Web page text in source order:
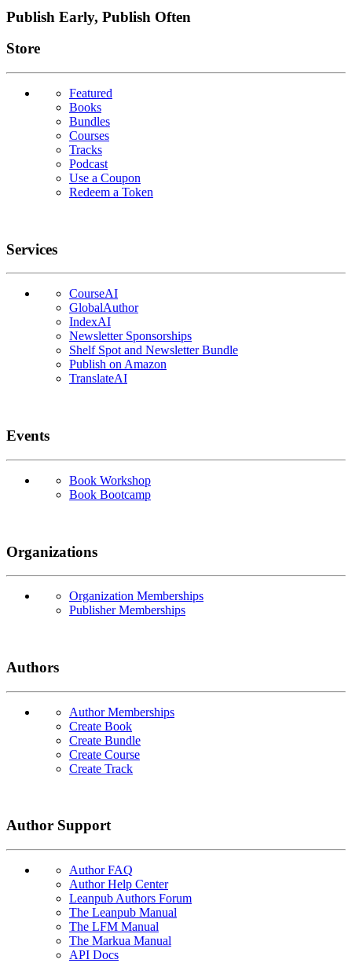
Publish Early, Publish Often
Links
Store
Featured
Books
Bundles
Courses
Tracks
Podcast
Use a Coupon
Redeem a Token
Services
CourseAI
GlobalAuthor
IndexAI
Newsletter Sponsorships
Shelf Spot and Newsletter Bundle
Publish on Amazon
TranslateAI
Events
Book Workshop
Book Bootcamp
Organizations
Organization Memberships
Publisher Memberships
Authors
Author Memberships
Create Book
Create Bundle
Create Course
Create Track
Author Support
Author FAQ
Author Help Center
Leanpub Authors Forum
The Leanpub Manual
The LFM Manual
The Markua Manual
API Docs